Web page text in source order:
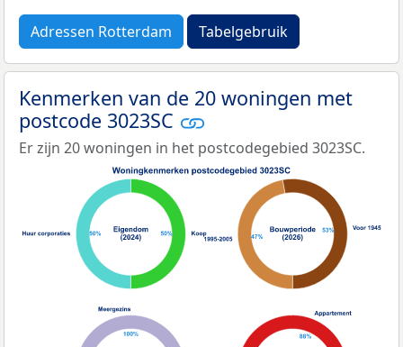
Adressen Rotterdam Tabelgebruik
Kenmerken van de 20 woningen met
postcode 3023SC
Er zijn 20 woningen in het postcodegebied 3023SC.